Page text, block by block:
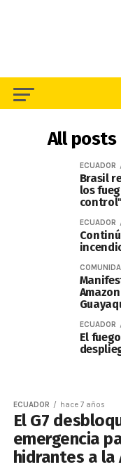
All
ECUADOR
Brasil
los
control"
ECUADOR
ECUADOR
El
ECUADOR hace 7 años
El G7
emergencia
hidrantes a la